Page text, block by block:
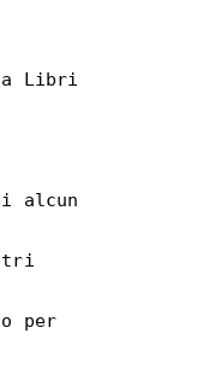
Libri
alcun
per